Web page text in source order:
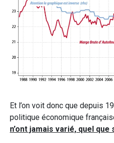
Et l’on voit donc que depuis
politique économique
n’ont jamais varié, quel